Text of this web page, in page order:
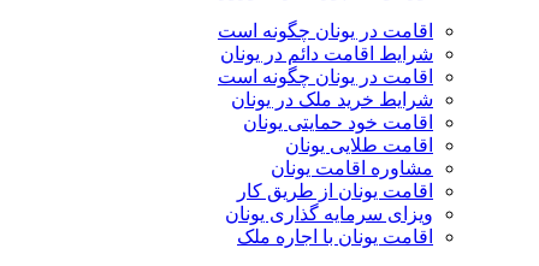
اقامت در یونان چگونه است
شرایط اقامت دائم در یونان
اقامت در یونان چگونه است
شرایط خرید ملک در یونان
اقامت خود حمایتی یونان
اقامت طلایی یونان
مشاوره اقامت یونان
اقامت یونان از طریق کار
ویزای سرمایه گذاری یونان
اقامت یونان با اجاره ملک